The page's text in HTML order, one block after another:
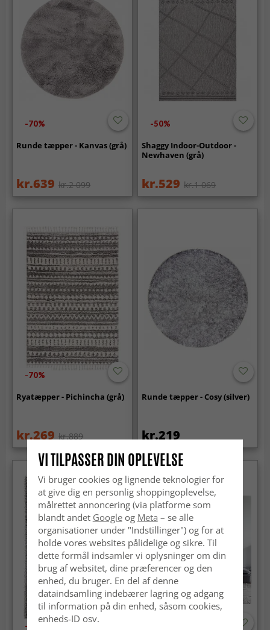
-70%
Runde tæpper - Kanvas (grå)
kr.639 kr.2 099
-50%
Shaggy Indoor-Outdoor -
Newhaven (grå)
kr.529 kr.1 069
-70%
Ryatæpper - Pichincha (grå)
kr.269 kr.889
Runde tæpper - Cosy (silver)
kr.219
-50%
VI TILPASSER DIN OPLEVELSE
Vi bruger cookies og lignende teknologier for
at give dig en personlig shoppingoplevelse,
målrettet annoncering (via platforme som
blandt andet Googleog Meta – se alle
organisationer under "Indstillinger") og for at
holde vores websites pålidelige og sikre. Til
dette formål indsamler vi oplysninger om din
brug af websitet, dine præferencer og den
enhed, du bruger. En del af denne
dataindsamling indebærer lagring og adgang
til information på din enhed, såsom cookies,
enheds-ID osv.